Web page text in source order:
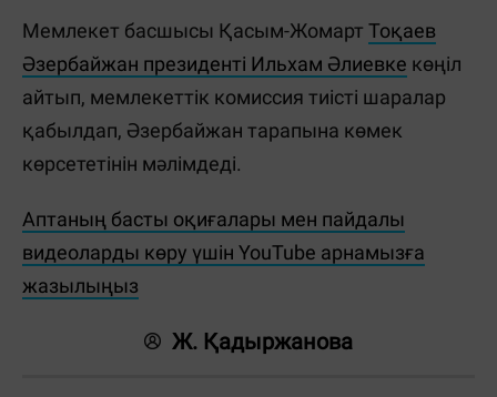
Мемлекет басшысы Қасым-Жомарт Тоқаев
Әзербайжан президенті Ильхам Әлиевке көңіл
айтып, мемлекеттік комиссия тиісті шаралар
қабылдап, Әзербайжан тарапына көмек
көрсететінін мәлімдеді.
Аптаның басты оқиғалары мен пайдалы
видеоларды көру үшін YouTube арнамызға
жазылыңыз
Ж. Қадыржанова